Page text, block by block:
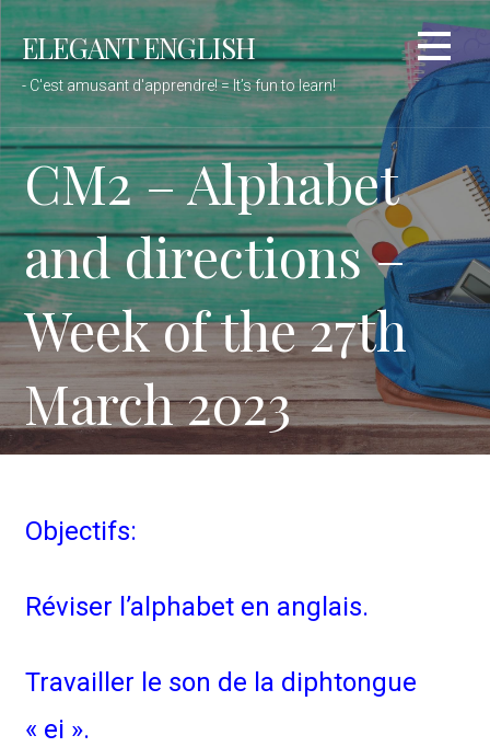
Passer
au
contenu
ELEGANT ENGLISH
- C'est amusant d'apprendre! = It’s fun to learn!
CM2 – Alphabet
and directions –
Week of the 27th
March 2023
Objectifs:
Réviser l’alphabet en anglais.
Travailler le son de la diphtongue
« ei ».